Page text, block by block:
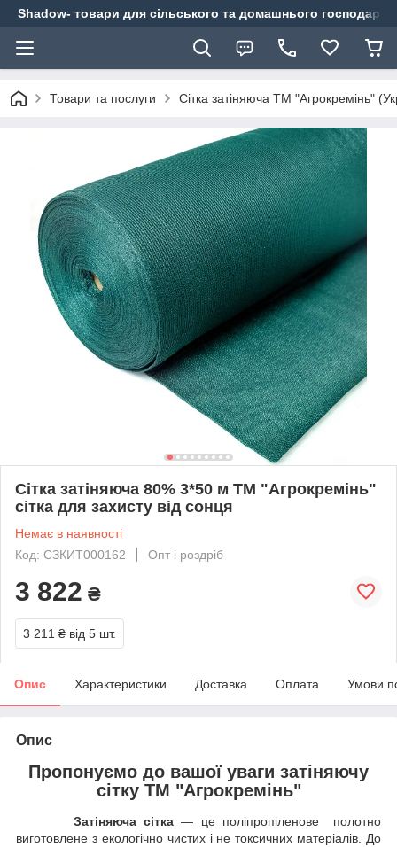
Shadow- товари для сільського та домашнього
Товари та послуги Сітка затіняюча ТМ "Агрокремінь"
Сітка затіняюча 80% 3*50 м ТМ "Агрокремінь"
сітка для захисту від сонця
Немає в наявності
Код: СЗКИТ000162
Опт і роздріб
3 822 ₴
3 211 ₴ від 5 шт.
Опис Характеристики Доставка Оплата Умови
Опис
Пропонуємо до вашої уваги затіняючу
сітку ТМ "Агрокремінь"
Затіняюча сітка— це поліпропіленове полотно
виготовлене з екологічно чистих і не токсичних матеріалів. До